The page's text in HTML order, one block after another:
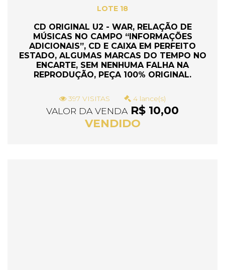
LOTE 18
CD ORIGINAL U2 - WAR, RELAÇÃO DE
MÚSICAS NO CAMPO “INFORMAÇÕES
ADICIONAIS”, CD E CAIXA EM PERFEITO
ESTADO, ALGUMAS MARCAS DO TEMPO NO
ENCARTE, SEM NENHUMA FALHA NA
REPRODUÇÃO, PEÇA 100% ORIGINAL.
397 VISITAS 4 lance(s)
VALOR DA VENDAR$ 10,00
VENDIDO